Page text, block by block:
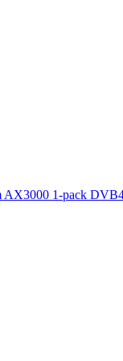
AX3000 1-pack